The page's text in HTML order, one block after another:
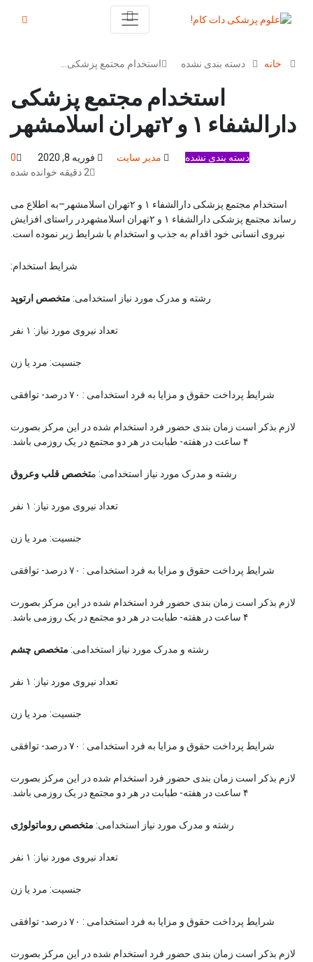
خانه دسته بندی نشده استخدام مجتمع پزشکی…
استخدام مجتمع پزشکی
دارالشفاء ۱ و ۲تهران اسلامشهر
دسته بندی نشده مدیر سایت فوریه 8, 2020
0
2 دقیقه خوانده شده
استخدام مجتمع پزشکی دارالشفاء ۱ و ۲تهران اسلامشهر–به اطلاع می
رساند مجتمع پزشکی دارالشفاء ۱ و ۲تهران اسلامشهردر راستای افزایش
نیروی انسانی خود اقدام به جذب و استخدام با شرایط زیر نموده است.
شرایط استخدام:
رشته و مدرک مورد نیاز استخدامی: متخصص ارتوپد
تعداد نیروی مورد نیاز: ۱ نفر
جنسیت: مرد یا زن
شرایط پرداخت حقوق و مزایا به فرد استخدامی : ۷۰ درصد- توافقی
لازم بذکر است زمان بندی حضور فرد استخدام شده در این مرکز بصورت
۴ ساعت در هفته- طبابت در هر دو مجتمع در یک روزمی باشد.
رشته و مدرک مورد نیاز استخدامی: متخصص قلب وعروق
تعداد نیروی مورد نیاز: ۱ نفر
جنسیت: مرد یا زن
شرایط پرداخت حقوق و مزایا به فرد استخدامی : ۷۰ درصد- توافقی
لازم بذکر است زمان بندی حضور فرد استخدام شده در این مرکز بصورت
۴ ساعت در هفته- طبابت در هر دو مجتمع در یک روزمی باشد.
رشته و مدرک مورد نیاز استخدامی: متخصص چشم
تعداد نیروی مورد نیاز: ۱ نفر
جنسیت: مرد یا زن
شرایط پرداخت حقوق و مزایا به فرد استخدامی : ۷۰ درصد- توافقی
لازم بذکر است زمان بندی حضور فرد استخدام شده در این مرکز بصورت
۴ ساعت در هفته- طبابت در هر دو مجتمع در یک روزمی باشد.
رشته و مدرک مورد نیاز استخدامی: متخصص روماتولوژی
تعداد نیروی مورد نیاز: ۱ نفر
جنسیت: مرد یا زن
شرایط پرداخت حقوق و مزایا به فرد استخدامی : ۷۰ درصد- توافقی
لازم بذکر است زمان بندی حضور فرد استخدام شده در این مرکز بصورت